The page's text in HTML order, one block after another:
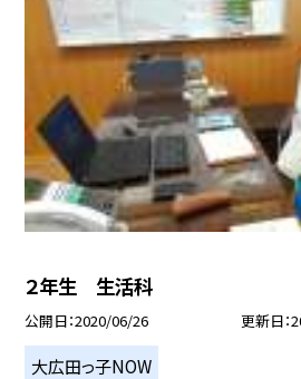
２年生 生活科
公開日 2020/06/26 更新日
大広田っ子NOW